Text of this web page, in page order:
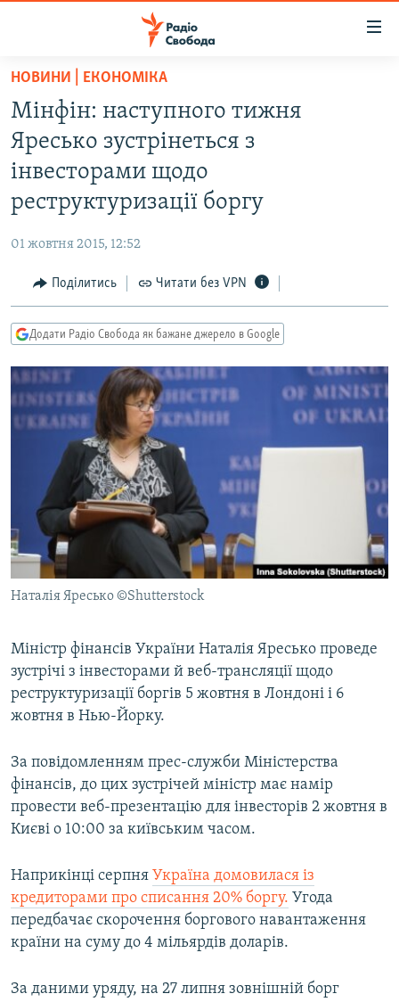
Перейти
основного
матеріалу
Перейти
до
основної
Перейти
пошуку
РАДІО СВОБОДА – 70 РОКІВ
ВСЕ ЗА ДОБУ
СТАТТІ
КУЛЬТУРА
СПОРТ
СВІТ
ДОНБАС.РЕАЛІЇ
КРИМ.РЕАЛІЇ
ТИ ЯК?
КИТАЙ.ВИКЛИКИ
МУЛЬТИМЕДІА
СПЕЦПРОЄКТИ
ПОДКАСТИ
КРИМ РЕАЛІЇ
РУС
КТАТ
ДОЛУЧАЙСЯ!
Усі сайти RFE/RL
НОВИНИ | ЕКОНОМІКА
Мінфін: наступного тижня
Яресько зустрінеться з
інвесторами щодо
реструктуризації боргу
01 жовтня 2015, 12:52
Поділитись Читати без VPN
Додати Радіо Свобода як бажане джерело в Google
Наталія Яресько ©Shutterstock
Міністр фінансів України Наталія Яресько проведе
зустрічі з інвесторами й веб-трансляції щодо
реструктуризації боргів 5 жовтня в Лондоні і 6
жовтня в Нью-Йорку.
За повідомленням прес-служби Міністерства
фінансів, до цих зустрічей міністр має намір
провести веб-презентацію для інвесторів 2 жовтня в
Києві о 10:00 за київським часом.
Наприкінці серпня Україна домовилася із
кредиторами про списання 20% боргу. Угода
передбачає скорочення боргового навантаження
країни на суму до 4 мільярдів доларів.
За даними уряду, на 27 липня зовнішній борг